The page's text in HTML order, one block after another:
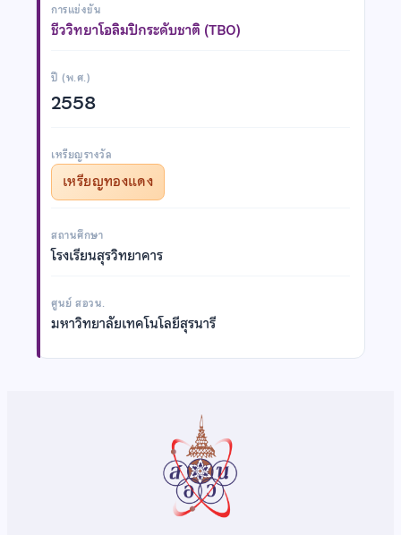
การแข่งขัน
ชีววิทยาโอลิมปิกระดับชาติ (TBO)
ปี (พ.ศ.)
2558
เหรียญรางวัล
เหรียญทองแดง
สถานศึกษา
โรงเรียนสุรวิทยาคาร
ศูนย์ สอวน.
มหาวิทยาลัยเทคโนโลยีสุรนารี